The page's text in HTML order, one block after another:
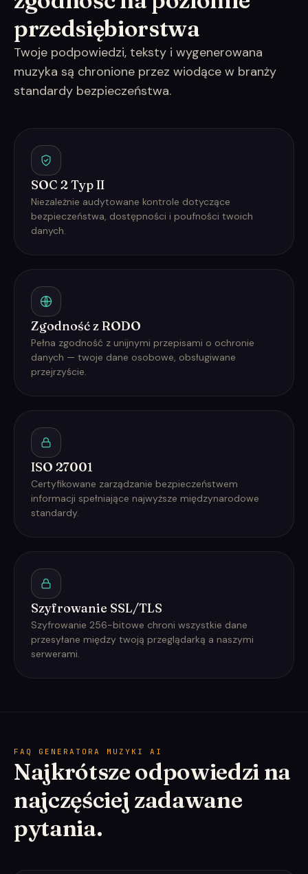
przedsiębiorstwa
Twoje podpowiedzi, teksty i wygenerowana
muzyka są chronione przez wiodące w branży
standardy bezpieczeństwa.
SOC 2 Typ II
Niezależnie audytowane kontrole dotyczące
bezpieczeństwa, dostępności i poufności twoich
danych.
Zgodność z RODO
Pełna zgodność z unijnymi przepisami o ochronie
danych — twoje dane osobowe, obsługiwane
przejrzyście.
ISO 27001
Certyfikowane zarządzanie bezpieczeństwem
informacji spełniające najwyższe międzynarodowe
standardy.
Szyfrowanie SSL/TLS
Szyfrowanie 256-bitowe chroni wszystkie dane
przesyłane między twoją przeglądarką a naszymi
serwerami.
FAQ GENERATORA MUZYKI AI
Najkrótsze odpowiedzi na
najczęściej zadawane
pytania.